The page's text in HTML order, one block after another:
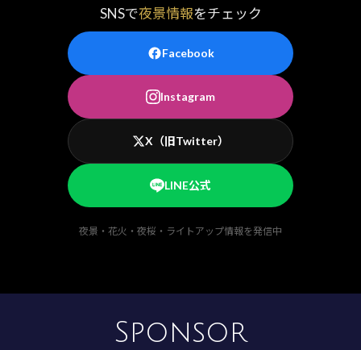
SNSで夜景情報をチェック
Facebook
Instagram
X（旧Twitter）
LINE公式
夜景・花火・夜桜・ライトアップ情報を発信中
Sponsor